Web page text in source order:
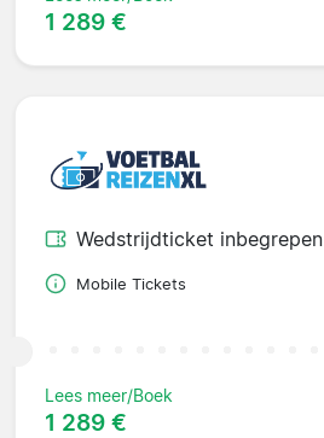
1 289 €
Wedstrijdticket inbegrepen
Mobile Tickets
Lees meer/Boek
1 289 €